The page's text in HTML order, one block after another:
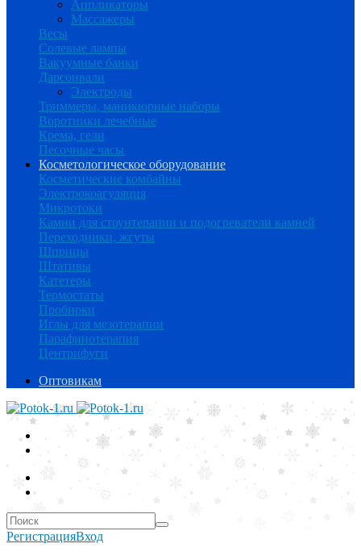
Аппликаторы
Массажеры
Весы
Солевые лампы
Вакуумные банки
Дарсонвали
Электроды
Триммеры, маникюрные наборы
Воротники лечебные
Крема, гели
Песочные часы
Косметологическое оборудование
Косметические комбайны
Электрокоагуляция
Микротоки
Камни для стоунтерапии и подогреватели камней
Переходники, жгуты
Шприцы
Штативы
Катетеры
Термостаты
Пробирки
Иглы для мезотерапии
Парафинотерапия
Центрифуги
Оптовикам
РегистрацияВход